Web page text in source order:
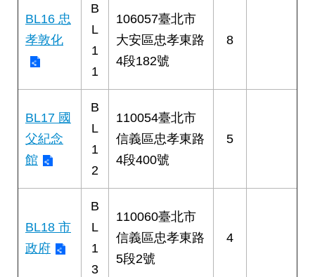
BL16 忠
孝敦化
B
L
1
1
106057臺北市
大安區忠孝東路
4段182號
8
BL17 國
父紀念
館
B
L
1
2
110054臺北市
信義區忠孝東路
4段400號
5
BL18 市
政府
B
L
1
3
110060臺北市
信義區忠孝東路
5段2號
4